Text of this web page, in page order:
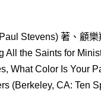
Stevens) 著、顧
All the Saints for
What Color Is Your
(Berkeley, CA: Ten